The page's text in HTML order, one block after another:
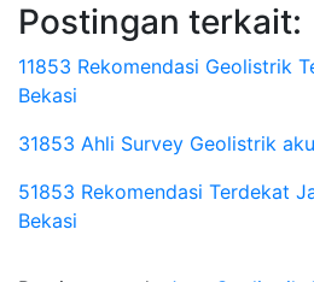
Postingan terkait:
11853 Rekomendasi Geolistrik
Bekasi
31853 Ahli Survey Geolistrik
51853 Rekomendasi Terdekat
Bekasi